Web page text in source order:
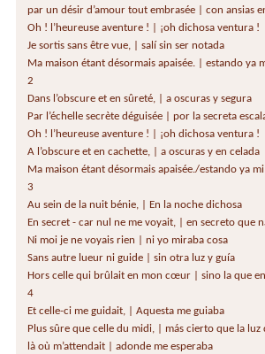
par un désir d’amour tout embrasée | con ansias
Oh ! l’heureuse aventure ! | ¡oh dichosa ventura !
Je sortis sans être vue, | salí sin ser notada
Ma maison étant désormais apaisée. | estando ya
2
Dans l’obscure et en sûreté, | a oscuras y segura
Par l’échelle secrète déguisée | por la secreta
Oh ! l’heureuse aventure ! | ¡oh dichosa ventura !
A l’obscure et en cachette, | a oscuras y en celada
Ma maison étant désormais apaisée./estando ya mi
3
Au sein de la nuit bénie, | En la noche dichosa
En secret - car nul ne me voyait, | en secreto que
Ni moi je ne voyais rien | ni yo miraba cosa
Sans autre lueur ni guide | sin otra luz y guía
Hors celle qui brûlait en mon cœur | sino la que
4
Et celle-ci me guidait, | Aquesta me guiaba
Plus sûre que celle du midi, | más cierto que la luz
là où m’attendait | adonde me esperaba